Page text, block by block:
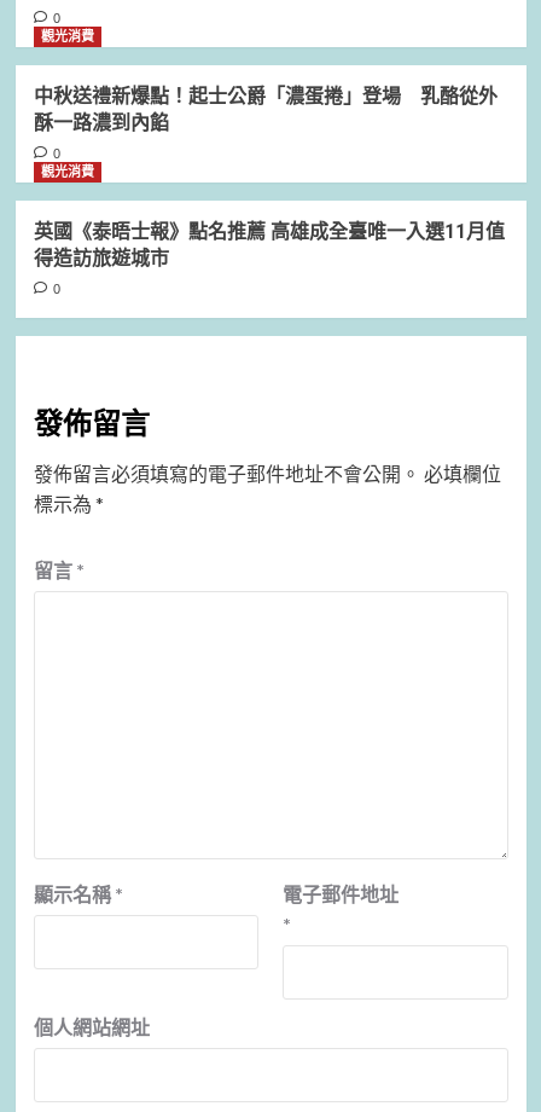
0
觀光消費
中秋送禮新爆點！起士公爵「濃蛋捲」登場 乳酪從外
酥一路濃到內餡
0
觀光消費
英國《泰晤士報》點名推薦 高雄成全臺唯一入選11月值
得造訪旅遊城市
0
發佈留言
發佈留言必須填寫的電子郵件地址不會公開。 必填欄位
標示為 *
留言 *
顯示名稱 *
電子郵件地址
*
個人網站網址